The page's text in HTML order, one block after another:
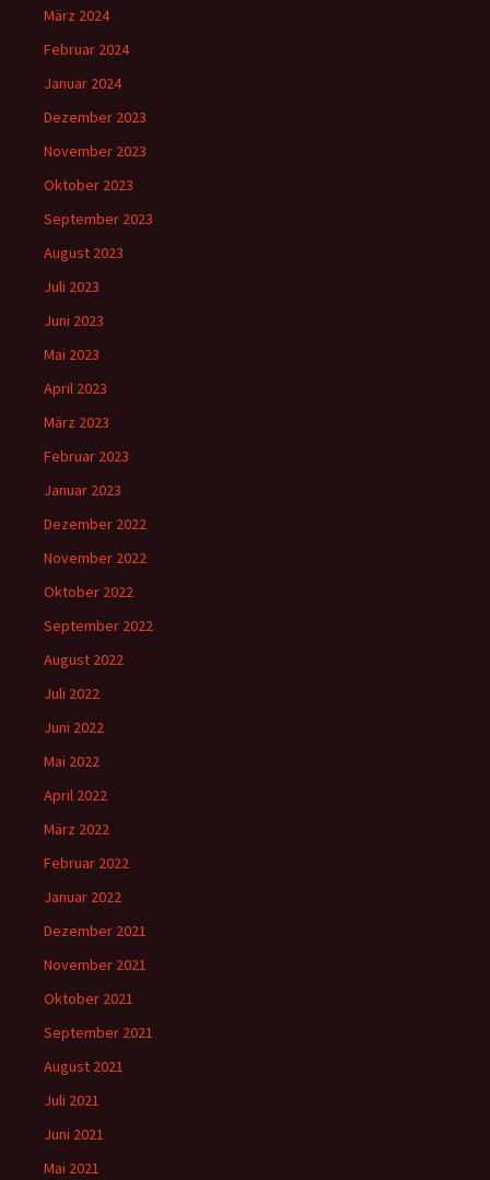
März 2024
Februar 2024
Januar 2024
Dezember 2023
November 2023
Oktober 2023
September 2023
August 2023
Juli 2023
Juni 2023
Mai 2023
April 2023
März 2023
Februar 2023
Januar 2023
Dezember 2022
November 2022
Oktober 2022
September 2022
August 2022
Juli 2022
Juni 2022
Mai 2022
April 2022
März 2022
Februar 2022
Januar 2022
Dezember 2021
November 2021
Oktober 2021
September 2021
August 2021
Juli 2021
Juni 2021
Mai 2021